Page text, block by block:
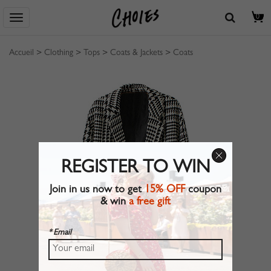
0
Accueil > Clothing > Tops > Coats & Jackets > Coats
REGISTER TO WIN
Join in us now to get15% OFFcoupon
& wina free gift
* Email